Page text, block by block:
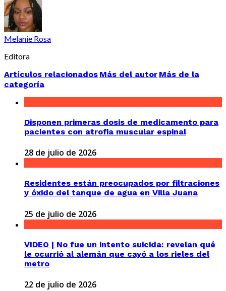
Melanie Rosa
Editora
Artículos relacionados Más del autor Más de la
categoría
Disponen primeras dosis de medicamento para
pacientes con atrofia muscular espinal
28 de julio de 2026
Residentes están preocupados por filtraciones
y óxido del tanque de agua en Villa Juana
25 de julio de 2026
VIDEO | No fue un intento suicida: revelan qué
le ocurrió al alemán que cayó a los rieles del
metro
22 de julio de 2026